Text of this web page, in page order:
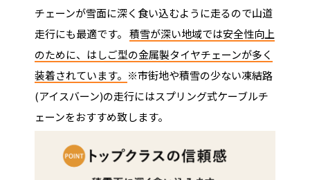
チェーンが雪面に深く食い込むように走るので山道
走行にも最適です。 積雪が深い地域では安全性向上
のために、はしご型の金属製タイヤチェーンが多く
装着されています。 ※市街地や積雪の少ない凍結路
(アイスバーン)の走行にはスプリング式ケーブルチ
ェーンをおすすめ致します。